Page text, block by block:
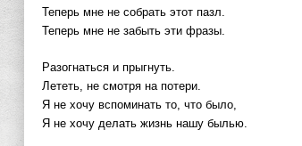
Теперь мне не собрать этот пазл.
Теперь мне не забыть эти фразы.
Разогнаться и прыгнуть.
Лететь, не смотря на потери.
Я не хочу вспоминать то, что было,
Я не хочу делать жизнь нашу былью.